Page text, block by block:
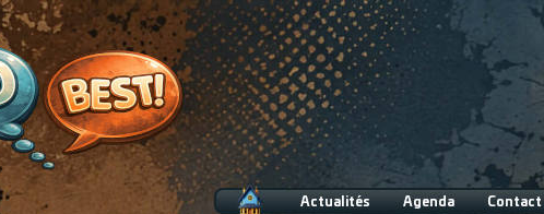
Actualités Agenda Contact